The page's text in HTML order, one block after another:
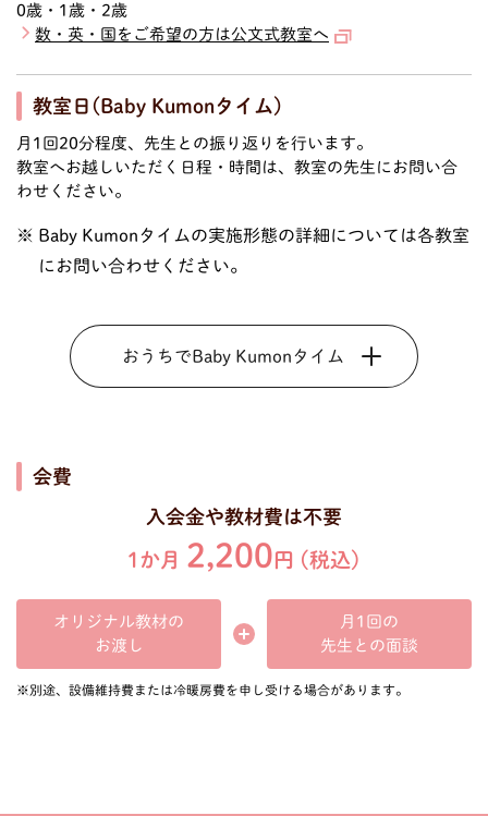
0歳・1歳・2歳
数・英・国をご希望の方は公文式教室へ
教室日(Baby Kumonタイム)
月1回20分程度、先生との振り返りを行います。
教室へお越しいただく日程・時間は、教室の先生にお問い合
わせください。
Baby Kumonタイムの実施形態の詳細については各教室
にお問い合わせください。
おうちでBaby Kumonタイム
会費
入会金や教材費は不要
1か月 2,200円 (税込)
オリジナル教材の
お渡し
月1回の
先生との面談
※別途、設備維持費または冷暖房費を申し受ける場合があります。